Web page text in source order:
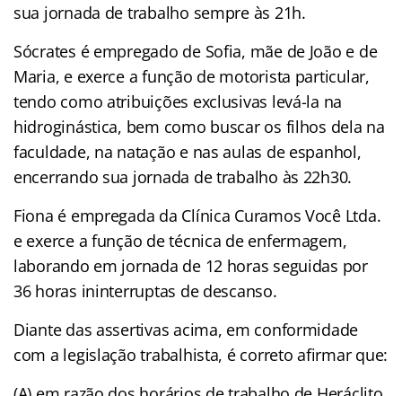
sua jornada de trabalho sempre às 21h.
Sócrates é empregado de Sofia, mãe de João e de
Maria, e exerce a função de motorista particular,
tendo como atribuições exclusivas levá-la na
hidroginástica, bem como buscar os filhos dela na
faculdade, na natação e nas aulas de espanhol,
encerrando sua jornada de trabalho às 22h30.
Fiona é empregada da Clínica Curamos Você Ltda.
e exerce a função de técnica de enfermagem,
laborando em jornada de 12 horas seguidas por
36 horas ininterruptas de descanso.
Diante das assertivas acima, em conformidade
com a legislação trabalhista, é correto afirmar que: